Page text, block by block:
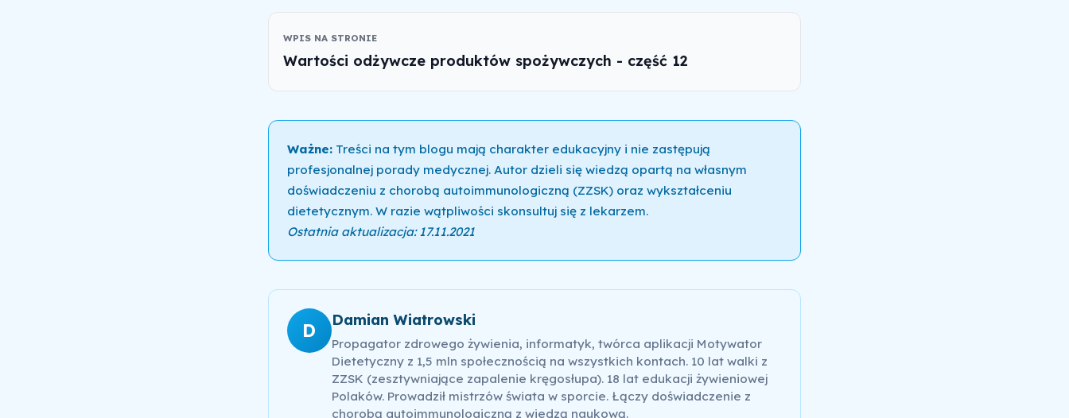
WPIS NA STRONIE
Wartości odżywcze produktów spożywczych - część 12
Ważne:Treści na tym blogu mają charakter edukacyjny i nie zastępują
profesjonalnej porady medycznej. Autor dzieli się wiedzą opartą na własnym
doświadczeniu z chorobą autoimmunologiczną (ZZSK) oraz wykształceniu
dietetycznym. W razie wątpliwości skonsultuj się z lekarzem.
Ostatnia aktualizacja: 17.11.2021
D Damian Wiatrowski
Propagator zdrowego żywienia, informatyk, twórca aplikacji Motywator
Dietetyczny z 1,5 mln społecznością na wszystkich kontach. 10 lat walki z
ZZSK (zesztywniające zapalenie kręgosłupa). 18 lat edukacji żywieniowej
Polaków. Prowadził mistrzów świata w sporcie. Łączy doświadczenie z
chorobą autoimmunologiczną z wiedzą naukową.